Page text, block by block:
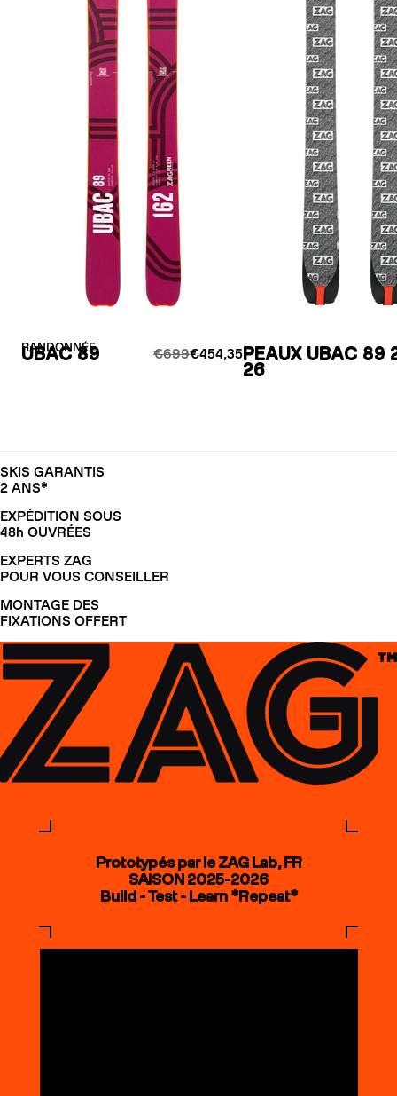
RANDONNÉE
UBAC 89 €699€454,35PEAUX UBAC 89
26
SKIS GARANTIS
2 ANS*
EXPÉDITION SOUS
48h OUVRÉES
EXPERTS ZAG
POUR VOUS CONSEILLER
MONTAGE DES
FIXATIONS OFFERT
Prototypés par le ZAG Lab, FR
SAISON 2025-2026
Build - Test - Learn *Repeat*